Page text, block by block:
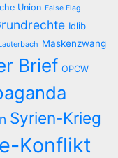
Union False Flag
Idlib
Maskenzwang
Brief OPCW
Syrien-Krieg
Konflikt